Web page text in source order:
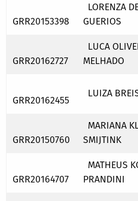
GRR20153398
LORENZA
GUERIOS
GRR20162727
LUCA
MELHADO
GRR20162455
LUIZA
GRR20150760
MARIANA
SMIJTINK
GRR20164707
MATHEUS
PRANDINI